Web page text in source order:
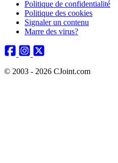
Politique de confidentialité
Politique des cookies
Signaler un contenu
Marre des virus?
© 2003 - 2026 CJoint.com